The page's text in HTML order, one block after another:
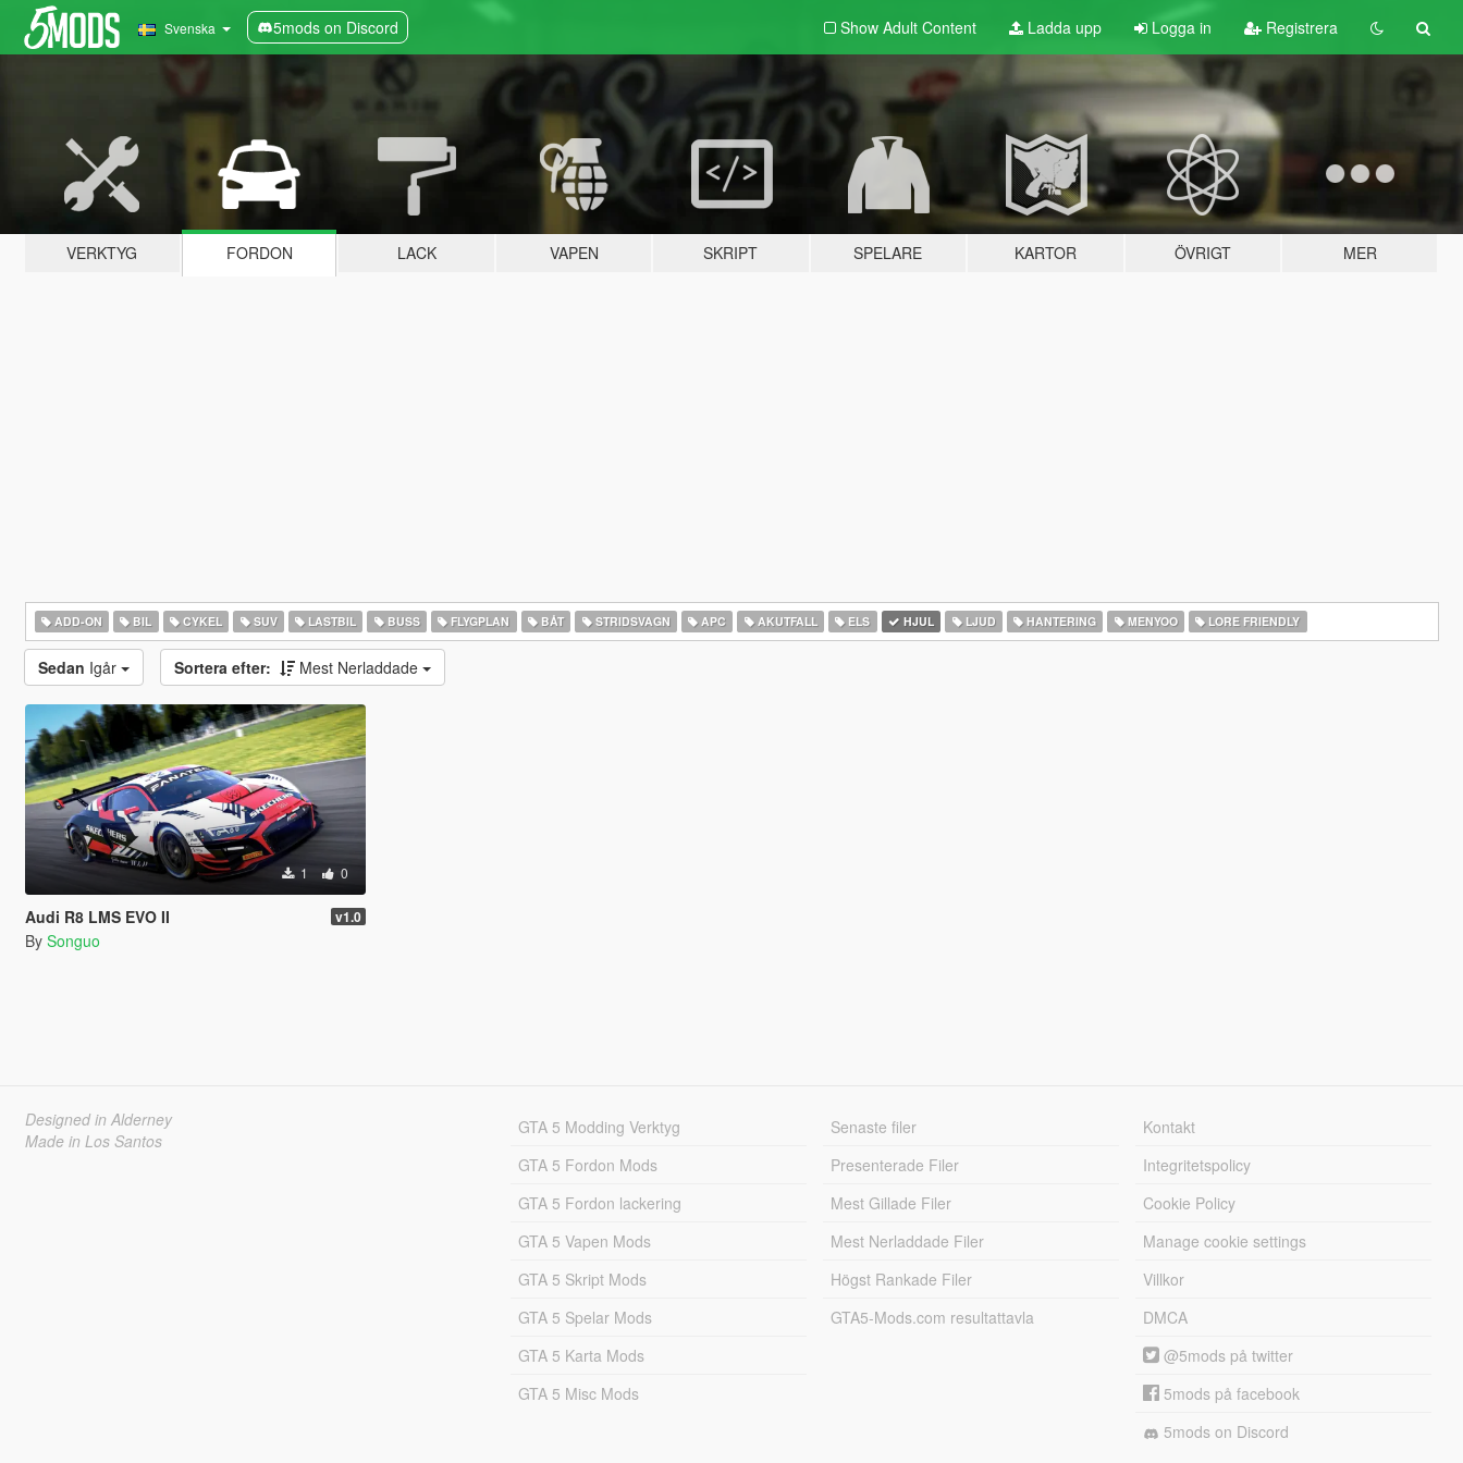
Svenska 5mods on Discord Show Adult Content Ladda upp Logga in Registrera
VERKTYG FORDON LACK VAPEN SKRIPT SPELARE KARTOR ÖVRIGT MER
ADD-ON BIL CYKEL SUV LASTBIL BUSS FLYGPLAN BÅT STRIDSVAGN APC AKUTFALL ELS HJUL LJUD HANTERING MENYOO LORE FRIENDLY
Sedan Igår Sortera efter: Mest Nerladdade
1 0
Audi R8 LMS EVO II v1.0
By Songuo
Designed in Alderney
Made in Los Santos
GTA 5 Modding Verktyg
GTA 5 Fordon Mods
GTA 5 Fordon lackering
GTA 5 Vapen Mods
GTA 5 Skript Mods
GTA 5 Spelar Mods
GTA 5 Karta Mods
GTA 5 Misc Mods
Senaste filer
Presenterade Filer
Mest Gillade Filer
Mest Nerladdade Filer
Högst Rankade Filer
GTA5-Mods.com resultattavla
Kontakt
Integritetspolicy
Cookie Policy
Manage cookie settings
Villkor
DMCA
@5mods på twitter
5mods på facebook
5mods on Discord